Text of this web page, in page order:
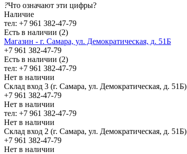
?Что означают эти цифры?
Наличие
тел: +7 961 382-47-79
Есть в наличии (2)
Магазин - г. Самара, ул. Демократическая, д. 51Б
+7 961 382-47-79
Есть в наличии (2)
тел: +7 961 382-47-79
Нет в наличии
Склад вход 3 (г. Самара, ул. Демократическая, д. 51Б)
+7 961 382-47-79
Нет в наличии
тел: +7 961 382-47-79
Нет в наличии
Склад вход 2 (г. Самара, ул. Демократическая, д. 51Б)
+7 961 382-47-79
Нет в наличии